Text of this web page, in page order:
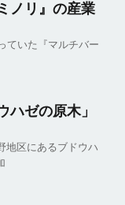
ノリ』の産業
ていた『マルチバー
ハゼの原木」
地区にあるブドウハ